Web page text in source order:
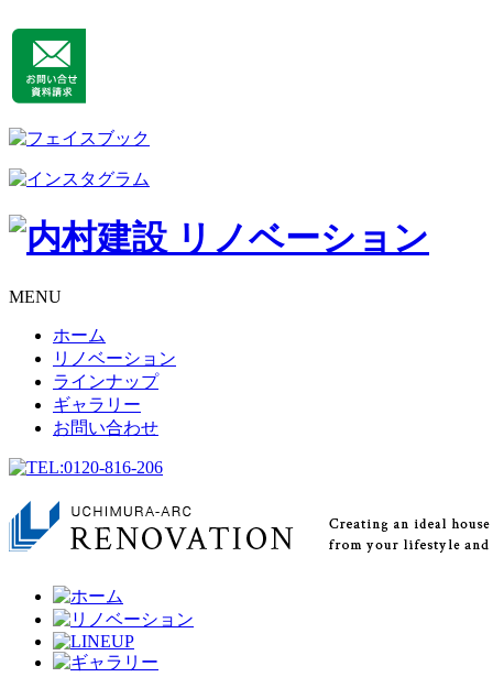
MENU
ホーム
リノベーション
ラインナップ
ギャラリー
お問い合わせ